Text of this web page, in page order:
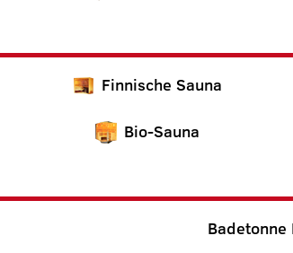
Finnische Sauna
Bio-Sauna
Badetonne